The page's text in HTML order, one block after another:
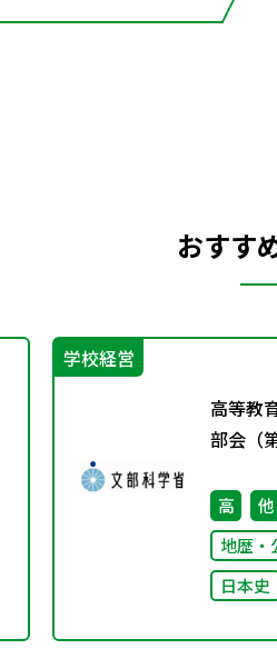
おすす
学校経営
高等教
部会（
高 他
地歴・
日本史